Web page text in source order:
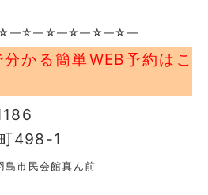
かる簡単WEB予約はこ
町498-1
市民会館真ん前